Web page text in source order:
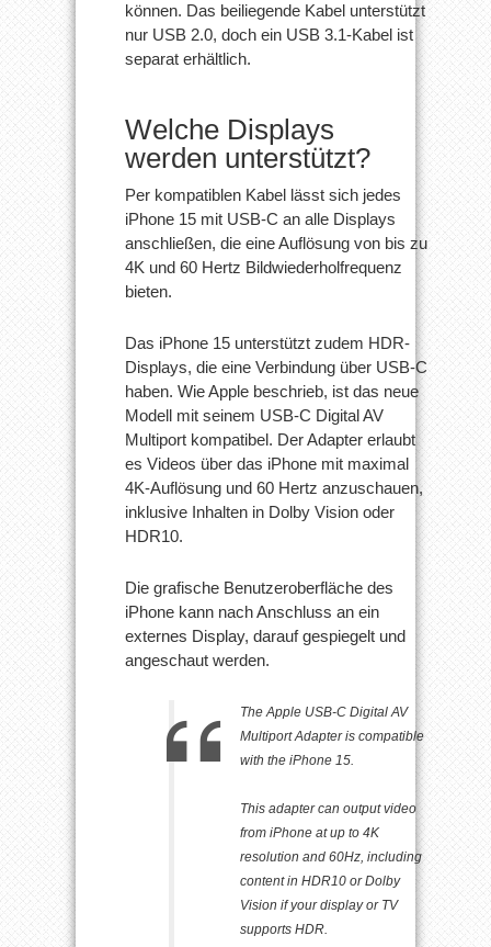
können. Das beiliegende Kabel unterstützt
nur USB 2.0, doch ein USB 3.1-Kabel ist
separat erhältlich.
Welche Displays
werden unterstützt?
Per kompatiblen Kabel lässt sich jedes
iPhone 15 mit USB-C an alle Displays
anschließen, die eine Auflösung von bis zu
4K und 60 Hertz Bildwiederholfrequenz
bieten.
Das iPhone 15 unterstützt zudem HDR-
Displays, die eine Verbindung über USB-C
haben. Wie Apple beschrieb, ist das neue
Modell mit seinem USB-C Digital AV
Multiport kompatibel. Der Adapter erlaubt
es Videos über das iPhone mit maximal
4K-Auflösung und 60 Hertz anzuschauen,
inklusive Inhalten in Dolby Vision oder
HDR10.
Die grafische Benutzeroberfläche des
iPhone kann nach Anschluss an ein
externes Display, darauf gespiegelt und
angeschaut werden.
The Apple USB-C Digital AV
Multiport Adapter is compatible
with the iPhone 15.
This adapter can output video
from iPhone at up to 4K
resolution and 60Hz, including
content in HDR10 or Dolby
Vision if your display or TV
supports HDR.